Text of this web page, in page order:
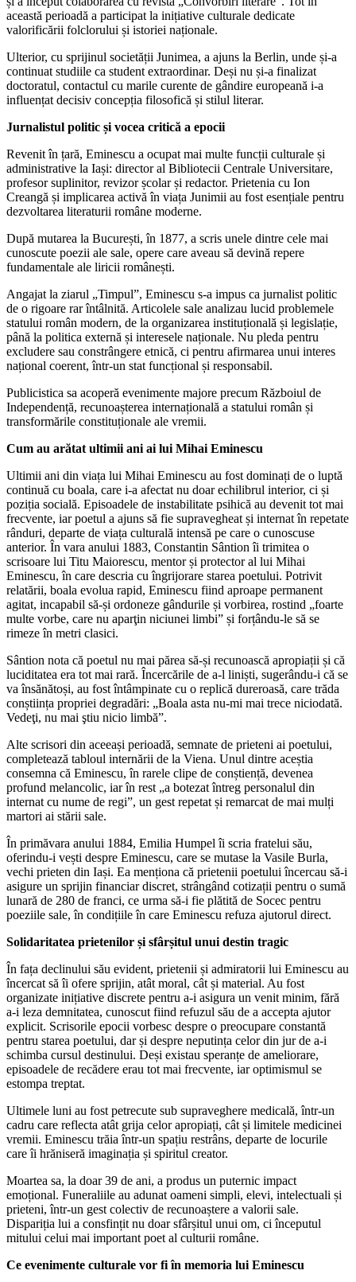
această perioadă a participat la inițiative culturale dedicate
valorificării folclorului și istoriei naționale.
Ulterior, cu sprijinul societății Junimea, a ajuns la Berlin, unde și-a
continuat studiile ca student extraordinar. Deși nu și-a finalizat
doctoratul, contactul cu marile curente de gândire europeană i-a
influențat decisiv concepția filosofică și stilul literar.
Jurnalistul politic și vocea critică a epocii
Revenit în țară, Eminescu a ocupat mai multe funcții culturale și
administrative la Iași: director al Bibliotecii Centrale Universitare,
profesor suplinitor, revizor școlar și redactor. Prietenia cu Ion
Creangă și implicarea activă în viața Junimii au fost esențiale pentru
dezvoltarea literaturii române moderne.
După mutarea la București, în 1877, a scris unele dintre cele mai
cunoscute poezii ale sale, opere care aveau să devină repere
fundamentale ale liricii românești.
Angajat la ziarul „Timpul”, Eminescu s-a impus ca jurnalist politic
de o rigoare rar întâlnită. Articolele sale analizau lucid problemele
statului român modern, de la organizarea instituțională și legislație,
până la politica externă și interesele naționale. Nu pleda pentru
excludere sau constrângere etnică, ci pentru afirmarea unui interes
național coerent, într-un stat funcțional și responsabil.
Publicistica sa acoperă evenimente majore precum Războiul de
Independență, recunoașterea internațională a statului român și
transformările constituționale ale vremii.
Cum au arătat ultimii ani ai lui Mihai Eminescu
Ultimii ani din viața lui Mihai Eminescu au fost dominați de o luptă
continuă cu boala, care i-a afectat nu doar echilibrul interior, ci și
poziția socială. Episoadele de instabilitate psihică au devenit tot mai
frecvente, iar poetul a ajuns să fie supravegheat și internat în repetate
rânduri, departe de viața culturală intensă pe care o cunoscuse
anterior. În vara anului 1883, Constantin Sântion îi trimitea o
scrisoare lui Titu Maiorescu, mentor și protector al lui Mihai
Eminescu, în care descria cu îngrijorare starea poetului. Potrivit
relatării, boala evolua rapid, Eminescu fiind aproape permanent
agitat, incapabil să-și ordoneze gândurile și vorbirea, rostind „foarte
multe vorbe, care nu aparţin niciunei limbi” și forțându-le să se
rimeze în metri clasici.
Sântion nota că poetul nu mai părea să-și recunoască apropiații și că
luciditatea era tot mai rară. Încercările de a-l liniști, sugerându-i că se
va însănătoși, au fost întâmpinate cu o replică dureroasă, care trăda
conștiința propriei degradări: „Boala asta nu-mi mai trece niciodată.
Vedeţi, nu mai ştiu nicio limbă”.
Alte scrisori din aceeași perioadă, semnate de prieteni ai poetului,
completează tabloul internării de la Viena. Unul dintre aceștia
consemna că Eminescu, în rarele clipe de conștiență, devenea
profund melancolic, iar în rest „a botezat întreg personalul din
internat cu nume de regi”, un gest repetat și remarcat de mai mulți
martori ai stării sale.
În primăvara anului 1884, Emilia Humpel îi scria fratelui său,
oferindu-i vești despre Eminescu, care se mutase la Vasile Burla,
vechi prieten din Iași. Ea menționa că prietenii poetului încercau să-i
asigure un sprijin financiar discret, strângând cotizații pentru o sumă
lunară de 280 de franci, ce urma să-i fie plătită de Socec pentru
poeziile sale, în condițiile în care Eminescu refuza ajutorul direct.
Solidaritatea prietenilor și sfârșitul unui destin tragic
În fața declinului său evident, prietenii și admiratorii lui Eminescu au
încercat să îi ofere sprijin, atât moral, cât și material. Au fost
organizate inițiative discrete pentru a-i asigura un venit minim, fără
a-i leza demnitatea, cunoscut fiind refuzul său de a accepta ajutor
explicit. Scrisorile epocii vorbesc despre o preocupare constantă
pentru starea poetului, dar și despre neputința celor din jur de a-i
schimba cursul destinului. Deși existau speranțe de ameliorare,
episoadele de recădere erau tot mai frecvente, iar optimismul se
estompa treptat.
Ultimele luni au fost petrecute sub supraveghere medicală, într-un
cadru care reflecta atât grija celor apropiați, cât și limitele medicinei
vremii. Eminescu trăia într-un spațiu restrâns, departe de locurile
care îi hrăniseră imaginația și spiritul creator.
Moartea sa, la doar 39 de ani, a produs un puternic impact
emoțional. Funeraliile au adunat oameni simpli, elevi, intelectuali și
prieteni, într-un gest colectiv de recunoaștere a valorii sale.
Dispariția lui a consfințit nu doar sfârșitul unui om, ci începutul
mitului celui mai important poet al culturii române.
Ce evenimente culturale vor fi în memoria lui Eminescu